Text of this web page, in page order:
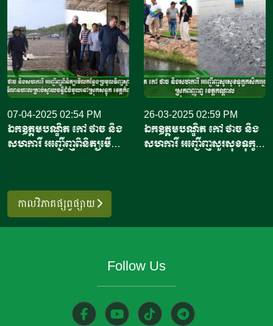
ការនាំចេញឡើងវិញ នូវ
ផលិតផលបង្គាឥណ្ឌូនេស៊ីទៅកាន់
សហរដ្ឋអាម៉េរិក។ ប្រធានទី
ភ្នាក់ងារគ្រប់គ្រង និងត្រួតពិនិត្យ
គុណភាពផលិតផលសមុទ្រ និង
នេសាទរបស់ប្រទេសឥណ្ឌូណេស៊ី
បានបញ្ជាក់ថា កិច្ចព្រមព្រៀង
នេះអនុញ្ញាតឱ្យកុងតឺន័ររាប់ពាន់
គ្រឿងដឹកបង្គារឥណ្ឌូណេស៊ី ដែល
ទោះបីជាបទប្បញ្ញត្តិនាំចូលថ្មីនឹង
ចូលជាធរមាននៅចុងខែតុលា
ឆ្នាំ២០២៥នេះ។ លោកស្រីបាន
អាហារ និងឱសថ របស់សហរដ្ឋ
រាប់ពាន់គ្រឿង ដែលនឹងទៅដល់
បន្ទាប់ពីប្រធានាធិបតីអាមេរិក
លោក ដូណាល់ ត្រាំ (Donald
Trump) បានកំណត់អត្រា
ពន្ធ១៩ភាគរយលើការនាំចូលពី
ប្រទេសឥណ្ឌូណេស៊ី។ សារ
ព័ត៌មាន ហ្សាកាតា ប៉ុស្ត្តិ៍ របស់
ឥណ្ឌូណេស៊ី បានចេញផ្សាយថា
កិច្ចព្រមព្រៀងធ្វើឡើងក្នុងដំណើរ
ទស្សនកិច្ចរបស់ប្រធានាធិបតីប៉េរូ
ប្រធានាធិបតី ក្នុងរដ្ឋធានី
ឥណ្ឌូណេស៊ី​​ លោក ប្រាបូវូស
មេដឹកនាំទាំងនេះបានធ្វើជាសាក្សី
07-04-2025 02:54 PM
ឯកឧត្តមបណ្ឌិត កៅ ថាច និង
សហការី អញ្ជើញពិនិត្យមើល
កំពង់ធំ
26-03-2025 02:59 PM
ឯកឧត្តមបណ្ឌិត កៅ ថាច និង
សហការី អញ្ជើញសួរសុខទុក្ខ
កាលវិភាគផ្សព្វផ្សាយ
Follow Us